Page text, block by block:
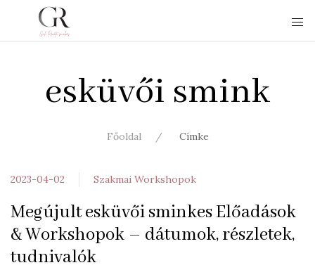
esküvői smink
Főoldal Címke
2023-04-02 Szakmai Workshopok
Megújult esküvői sminkes Előadások
& Workshopok – dátumok, részletek,
tudnivalók